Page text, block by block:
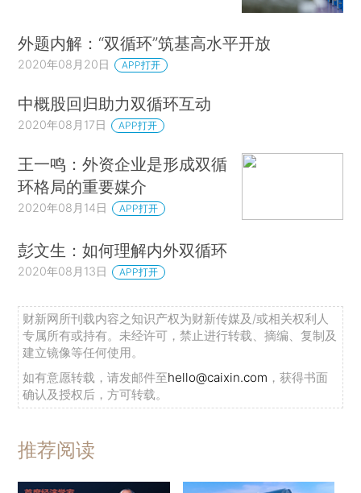
外题内解：“双循环”筑基高水平开放
2020年08月20日 APP打开
中概股回归助力双循环互动
2020年08月17日 APP打开
王一鸣：外资企业是形成双循
环格局的重要媒介
2020年08月14日 APP打开
彭文生：如何理解内外双循环
2020年08月13日 APP打开
财新网所刊载内容之知识产权为财新传媒及/或相关权利人
专属所有或持有。未经许可，禁止进行转载、摘编、复制及
建立镜像等任何使用。
如有意愿转载，请发邮件至hello@caixin.com ，获得书面
确认及授权后，方可转载。
推荐阅读